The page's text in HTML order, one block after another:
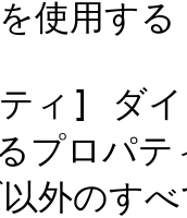
使用する
ィ] ダイ
プロパ
外のす